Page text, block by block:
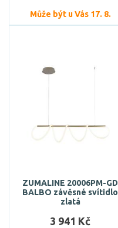
Může být u Vás 17. 8.
ZUMALINE 20006PM-GD
BALBO závěsné svítidlo
zlatá
3 941 Kč